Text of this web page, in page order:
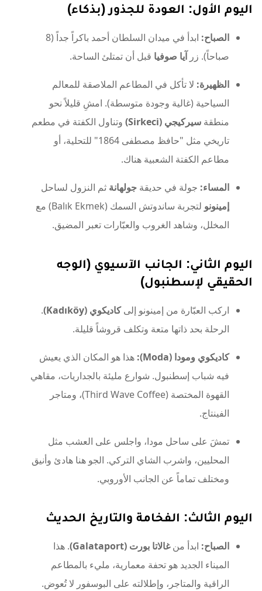
اليوم الأول: العودة للجذور (بذكاء)
الصباح:
ابدأ في ميدان السلطان أحمد باكراً جداً (8
صباحاً). زر آيا صوفيا قبل أن تمتلئ الساحة.
الظهيرة: لا تأكل في المطاعم الملاصقة للمعالم
السياحية (غالية وجودة متوسطة). امشِ قليلاً نحو
منطقة سيركيجي (Sirkeci)
وتناول الكفتة في مطعم
تاريخي مثل "حافظ مصطفى 1864" للتحلية، أو
مطاعم الكفتة الشعبية هناك.
المساء: جولة في حديقة جولهانة ثم النزول لساحل
إمينونو
لتجربة ساندوتش السمك (Balık Ekmek) مع
المخلل، وشاهد الغروب والعبّارات تعبر المضيق.
اليوم الثاني: الجانب الآسيوي (الوجه
الحقيقي لإسطنبول)
اركب العبّارة من إمينونو إلىكاديكوي (Kadıköy)
.
الرحلة بحد ذاتها متعة وتكلف قروشاً قليلة.
كاديكوي ومودا (Moda):
هذا هو المكان الذي يعيش
فيه شباب إسطنبول. شوارع مليئة بالجداريات، مقاهي
القهوة المختصة (Third Wave Coffee)، ومتاجر
الفينتاج.
تمشَ على ساحل مودا، واجلس على العشب مثل
المحليين، واشرب الشاي التركي. الجو هنا هادئ وأنيق
ومختلف تماماً عن الجانب الأوروبي.
اليوم الثالث: الفخامة والتاريخ الحديث
الصباح: ابدأ منغالاتا بورت (Galataport)
. هذا
الميناء الجديد هو تحفة معمارية، مليء بالمطاعم
الراقية والمتاجر، وإطلالته على البوسفور لا تُعوض.